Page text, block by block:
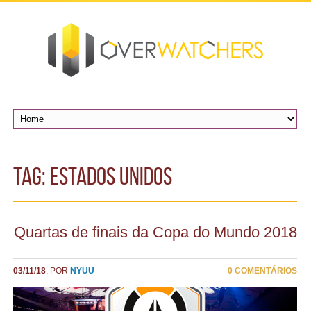
TAG: estados unidos
Quartas de finais da Copa do Mundo 2018
03/11/18, POR NYUU 0 COMENTÁRIOS